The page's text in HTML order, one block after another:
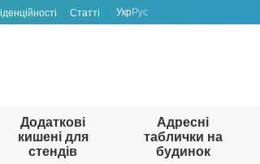
Статті УкрРус
Додаткові
кишені для
стендів
Адресні
таблички на
будинок